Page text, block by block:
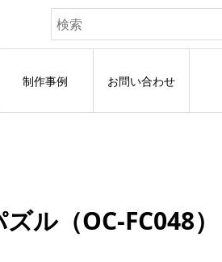
制作事例 お問い合わせ
ル（OC-FC048）